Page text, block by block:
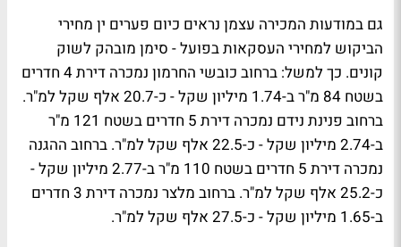
גם במודעות המכירה עצמן נראים כיום פערים ין מחירי
הביקוש למחירי העסקאות בפועל - סימן מובהק לשוק
קונים. כך למשל: ברחוב כובשי החרמון נמכרה דירת 4 חדרים
בשטח 84 מ"ר ב-1.74 מיליון שקל - כ-20.7 אלף שקל למ"ר.
ברחוב פנינת נידם נמכרה דירת 5 חדרים בשטח 121 מ"ר
ב-2.74 מיליון שקל - כ-22.5 אלף שקל למ"ר. ברחוב ההגנה
נמכרה דירת 5 חדרים בשטח 110 מ"ר ב-2.77 מיליון שקל -
כ-25.2 אלף שקל למ"ר. ברחוב מלצר נמכרה דירת 3 חדרים
ב-1.65 מיליון שקל - כ-27.5 אלף שקל למ"ר.